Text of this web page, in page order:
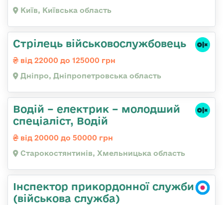
Київ, Київська область
Стрілець військовослужбовець
від 22000 до 125000 грн
Дніпро, Дніпропетровська область
Водій – електрик – молодший
спеціаліст, Водій
від 20000 до 50000 грн
Старокостянтинів, Хмельницька область
Інспектор прикордонної служби
(військова служба)